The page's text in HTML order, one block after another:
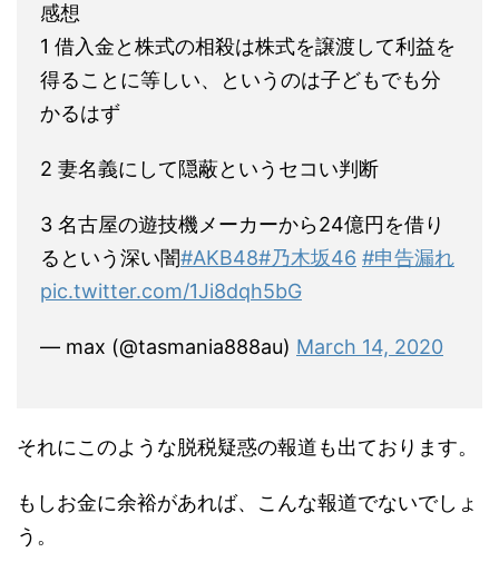
感想
1 借入金と株式の相殺は株式を譲渡して利益を
得ることに等しい、というのは子どもでも分
かるはず
2 妻名義にして隠蔽というセコい判断
3 名古屋の遊技機メーカーから24億円を借り
るという深い闇#AKB48#乃木坂46 #申告漏れ
pic.twitter.com/1Ji8dqh5bG
— max (@tasmania888au) March 14, 2020
それにこのような脱税疑惑の報道も出ております。
もしお金に余裕があれば、こんな報道でないでしょ
う。